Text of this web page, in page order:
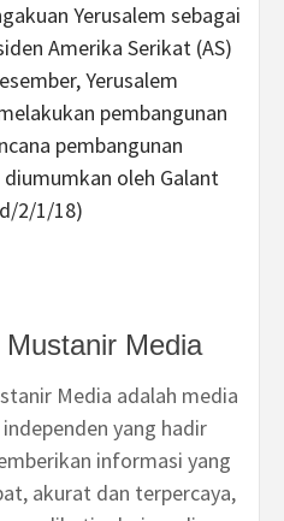
Yerusalem sebagai
Amerika Serikat (AS)
Yerusalem
pembangunan
pembangunan
oleh Galant
2/1/18)
Mustanir Media
Media adalah media
independen yang hadir
informasi yang
akurat dan terpercaya,